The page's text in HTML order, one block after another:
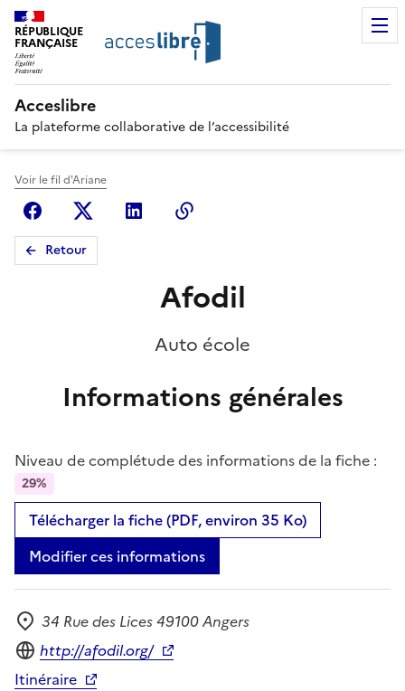
RÉPUBLIQUE
FRANÇAISE
Acceslibre
La plateforme collaborative de l’accessibilité
Voir le fil d'Ariane
FacebookX (anciennement Twitter)
Linkedin
Retour
Afodil
Auto école
Informations générales
Niveau de complétude des informations de la fiche :
29%
Télécharger la fiche (PDF, environ 35 Ko)
Modifier ces informations
Adresse
34 Rue des Lices 49100 Angers
Site internet
http://afodil.org/
Itinéraire